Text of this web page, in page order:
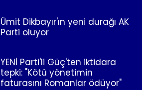
Ümit Dikbayır'ın yeni durağı AK
Parti oluyor
YENİ Parti'li Güç'ten iktidara
tepki: "Kötü yönetimin
faturasını Romanlar ödüyor"